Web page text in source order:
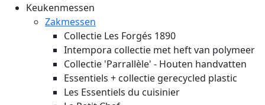
Keukenmessen
Zakmessen
Collectie Les Forgés 1890
Intempora collectie met heft van polymeer
Collectie 'Parrallèle' - Houten handvatten
Essentiels + collectie gerecycled plastic
Les Essentiels du cuisinier